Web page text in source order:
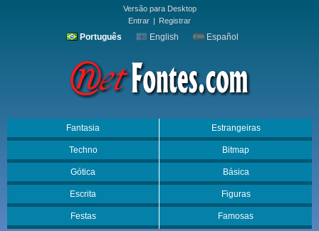
Versão para Desktop
Entrar | Registrar
Português English Español
Fantasia Estrangeiras
Techno Bitmap
Gótica Básica
Escrita Figuras
Festas Famosas